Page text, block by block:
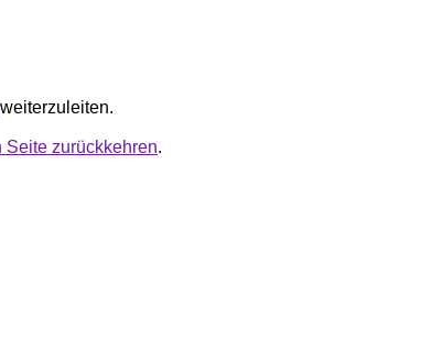
weiterzuleiten.
Seite zurückkehren.